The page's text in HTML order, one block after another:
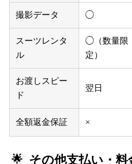
撮影データ ◯
スーツレンタ
ル
◯（数量限
定）
お渡しスピー
ド
翌日
全額返金保証 ×
その他支払い・